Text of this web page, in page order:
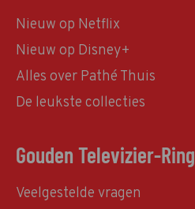
Nieuw op Netflix
Nieuw op Disney+
Alles over Pathé Thuis
De leukste collecties
Gouden Televizier-Ring
Veelgestelde vragen